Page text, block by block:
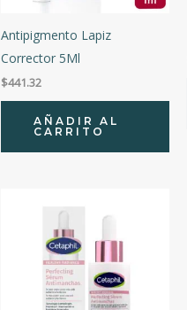
Antipigmento Lapiz
Corrector 5Ml
$441.32
AÑADIR AL
CARRITO